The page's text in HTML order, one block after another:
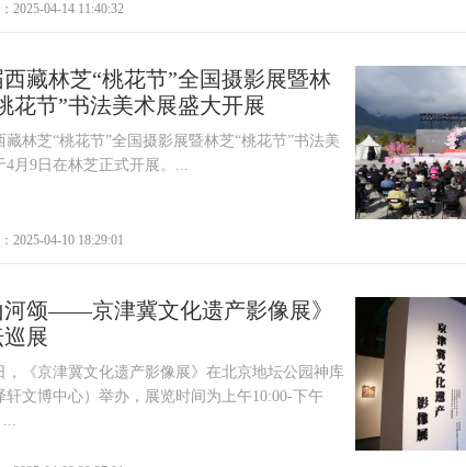
2025-04-14 11:40:32
藏林芝“桃花节”全国摄影展暨林
花节”书法美术展盛大开展
藏林芝“桃花节”全国摄影展暨林芝“桃花节”书法美
4月9日在林芝正式开展。...
2025-04-10 18:29:01
河颂——京津冀文化遗产影像展》
展
，《京津冀文化遗产影像展》在北京地坛公园神库
轩文博中心）举办，展览时间为上午10:00-下午
...